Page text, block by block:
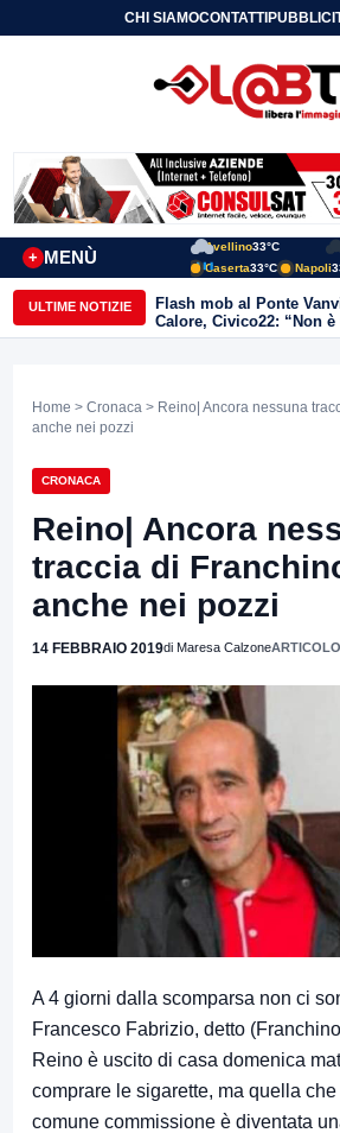
CHI SIAMOCONTATTI
MENÙ
+
Avellino33°C
Caserta33°C Napoli
ULTIME NOTIZIE
Flash mob al Ponte
Calore, Civico22: “Non
quartiere, riguarda tutta
Home > Cronaca > Reino| Ancora nessuna
anche nei pozzi
CRONACA
Reino| Ancora
traccia di
anche nei pozzi
14 FEBBRAIO 2019di Maresa Calzone
A 4 giorni dalla scomparsa non ci
Francesco Fabrizio, detto
Reino è uscito di casa domenica
comprare le sigarette, ma quella
comune commissione è diventata